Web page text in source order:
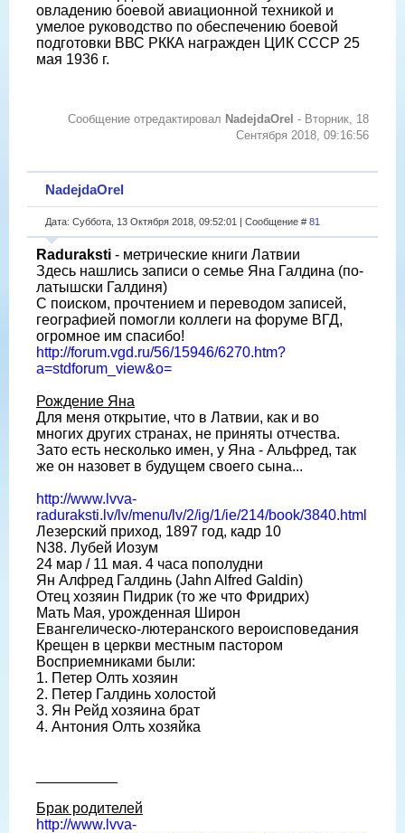
овладению боевой авиационной техникой и
умелое руководство по обеспечению боевой
подготовки ВВС РККА награжден ЦИК СССР 25
мая 1936 г.
Сообщение отредактировал NadejdaOrel - Вторник, 18
Сентября 2018, 09:16:56
NadejdaOrel
Дата: Суббота, 13 Октября 2018, 09:52:01 | Сообщение # 81
Raduraksti - метрические книги Латвии
Здесь нашлись записи о семье Яна Галдина (по-
латышски Галдиня)
С поиском, прочтением и переводом записей,
географией помогли коллеги на форуме ВГД,
огромное им спасибо!
http://forum.vgd.ru/56/15946/6270.htm?
a=stdforum_view&o=
Рождение Яна
Для меня открытие, что в Латвии, как и во
многих других странах, не приняты отчества.
Зато есть несколько имен, у Яна - Альфред, так
же он назовет в будущем своего сына...
http://www.lvva-
raduraksti.lv/lv/menu/lv/2/ig/1/ie/214/book/3840.html
Лезерский приход, 1897 год, кадр 10
N38. Лубей Иозум
24 мар / 11 мая. 4 часа пополудни
Ян Алфред Галдинь (Jahn Alfred Galdin)
Отец хозяин Пидрик (то же что Фридрих)
Мать Мая, урожденная Широн
Евангелическо-лютеранского вероисповедания
Крещен в церкви местным пастором
Восприемниками были:
1. Петер Олть хозяин
2. Петер Галдинь холостой
3. Ян Рейд хозяина брат
4. Антония Олть хозяйка
Брак родителей
http://www.lvva-